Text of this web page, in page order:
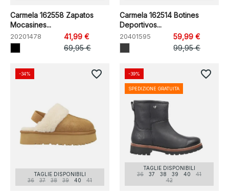
Carmela 162558 Zapatos
Mocasines...
20201478
41,99 €
69,95 €
Carmela 162514 Botines
Deportivos...
20401595
59,99 €
99,95 €
TAGLIE DISPONIBILI
36
37 38 39 40 41
-34% favorite_border
TAGLIE DISPONIBILI
36
37 38 39 40
41
42
-39%
SPEDIZIONE GRATUITA
favorite_border